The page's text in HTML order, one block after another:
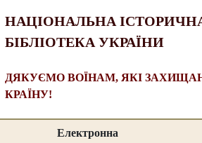
НАЦІОНАЛЬНА
БІБЛІОТЕКА УКРАЇНИ
ДЯКУЄМО ВОЇНАМ, ЯКІ
КРАЇНУ!
Електронна